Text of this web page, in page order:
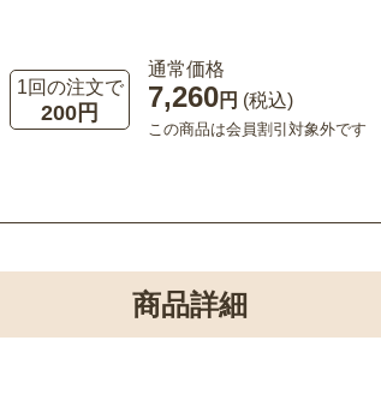
1回の注文で
200円
通常価格
7,260円 (税込)
この商品は会員割引対象外です
商品詳細